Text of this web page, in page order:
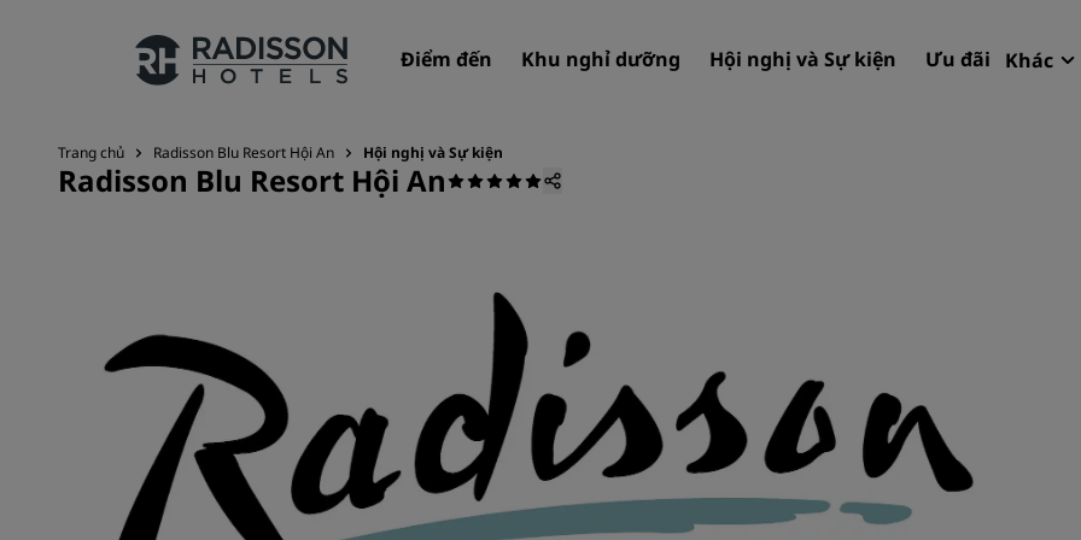
Điểm đến Khu nghỉ dưỡng Hội nghị và Sự kiện Ưu đãi Khác
Thương hiệu của chúng tôi
Khách sạn mới & sắp ra mắt
Hội nghị và Sự kiện
Khám phá Radisson
Trang chủ Radisson Blu Resort Hội An Hội nghị và Sự kiện
Radisson Blu Resort Hội An